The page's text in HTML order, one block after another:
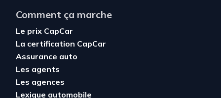
Comment ça marche
Le prix CapCar
La certification CapCar
Assurance auto
Les agents
Les agences
Lexique automobile